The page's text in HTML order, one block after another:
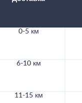
0-5 км
6-10 км
11-15 км